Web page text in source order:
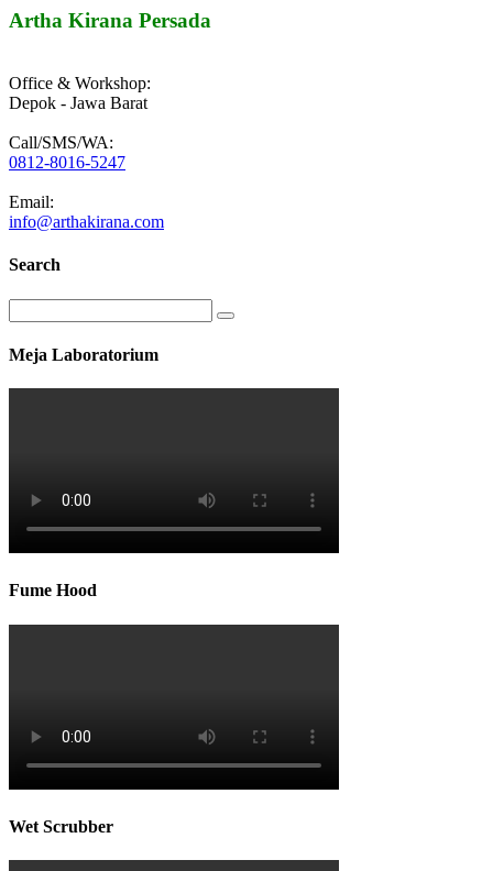
Artha Kirana Persada
Office & Workshop:
Depok - Jawa Barat
Call/SMS/WA:
0812-8016-5247
Email:
info@arthakirana.com
Search
Meja Laboratorium
Fume Hood
Wet Scrubber